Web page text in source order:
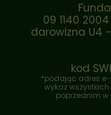
09 1140
darowizna U4
kod
*podając adres
wykaz
poprzednim